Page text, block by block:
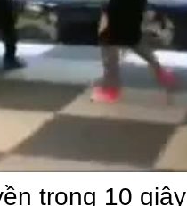
Video
trong 10 giây